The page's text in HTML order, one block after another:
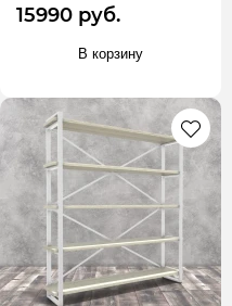
15990 руб.
В корзину